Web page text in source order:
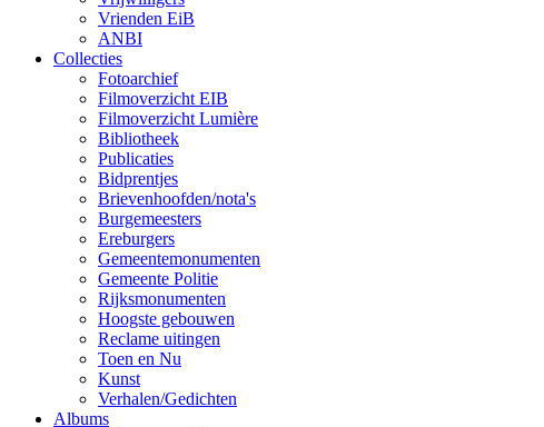
Vrienden EiB
ANBI
Collecties
Fotoarchief
Filmoverzicht EIB
Filmoverzicht Lumière
Bibliotheek
Publicaties
Bidprentjes
Brievenhoofden/nota's
Burgemeesters
Ereburgers
Gemeentemonumenten
Gemeente Politie
Rijksmonumenten
Hoogste gebouwen
Reclame uitingen
Toen en Nu
Kunst
Verhalen/Gedichten
Albums